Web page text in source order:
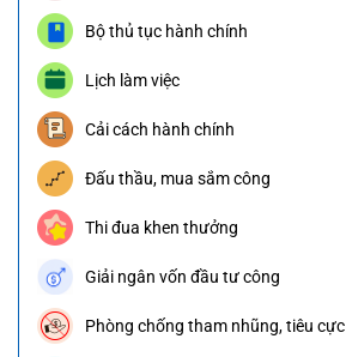
Bộ thủ tục hành chính
Lịch làm việc
Cải cách hành chính
Đấu thầu, mua sắm công
Thi đua khen thưởng
Giải ngân vốn đầu tư công
Phòng chống tham nhũng, tiêu cực